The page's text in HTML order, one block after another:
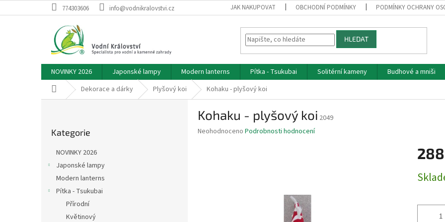
na
774303606 info@vodnikralovstvi.cz JAK NAKUPOVAT OBCHODNÍ PODMÍNKY PODMÍNKY OCHRANY
HLEDAT
NOVINKY 2026 Japonské lampy Modern lanterns Pítka - Tsukubai Solitérní kameny Budhové a mniši
Domů Dekorace a dárky Plyšový koi Kohaku - plyšový koi
kategorie
Kategorie
NOVINKY 2026
Japonské lampy
Modern lanterns
Pítka - Tsukubai
Přírodní
Květinový
Kohaku - plyšový koi 2049
Průměrné
Neohodnoceno Podrobnosti hodnocení
cena: